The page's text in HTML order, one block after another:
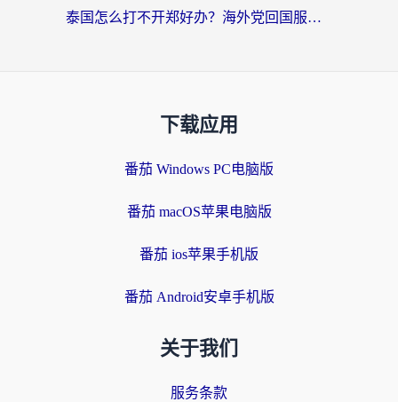
泰国怎么打不开郑好办？海外党回国服务+影音追剧全搞定的实用指南
下载应用
番茄 Windows PC电脑版
番茄 macOS苹果电脑版
番茄 ios苹果手机版
番茄 Android安卓手机版
关于我们
服务条款